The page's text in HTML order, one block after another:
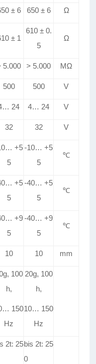
±6 650 ±6 Ω
±1
610 ±0.
5
Ω
5.000 > 5.000 MΩ
500 500 V
… 24 4… 24 V
32 32 V
… +5
5
-10… +5
5
℃
… +5
5
-40… +5
5
℃
… +9
5
-40… +9
5
℃
10 10 mm
100
h,
… 150
Hz
20g, 100
h,
10… 150
Hz
2t: 25bis 2t: 25
0